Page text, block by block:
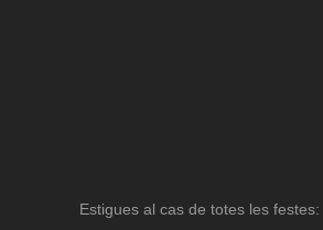
Estigues al cas de totes les festes: